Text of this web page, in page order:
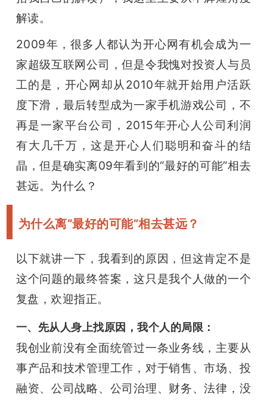
解读。
2009年，很多人都认为开心网有机会成为一
家超级互联网公司，但是令我愧对投资人与员
工的是，开心网却从2010年就开始用户活跃
度下滑，最后转型成为一家手机游戏公司，不
再是一家平台公司，2015年开心人公司利润
有大几千万，这是开心人们聪明和奋斗的结
晶，但是确实离09年看到的“最好的可能”相去
甚远。为什么？
为什么离“最好的可能”相去甚远？
以下就讲一下，我看到的原因，但这肯定不是
这个问题的最终答案，这只是我个人做的一个
复盘，欢迎指正。
一、先从人身上找原因，我个人的局限：
我创业前没有全面统管过一条业务线，主要从
事产品和技术管理工作，对于销售、市场、投
融资、公司战略、公司治理、财务、法律，没